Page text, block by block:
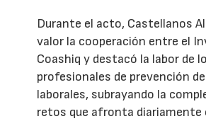
Durante el acto, Castellanos
valor la cooperación entre el
Coashiq y destacó la labor de
profesionales de prevención
laborales, subrayando la
retos que afronta diariamente